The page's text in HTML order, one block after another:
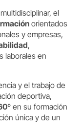
el
orientados
y empresas,
,
laborales en
y el trabajo de
deportiva,
en su formación
única y de un